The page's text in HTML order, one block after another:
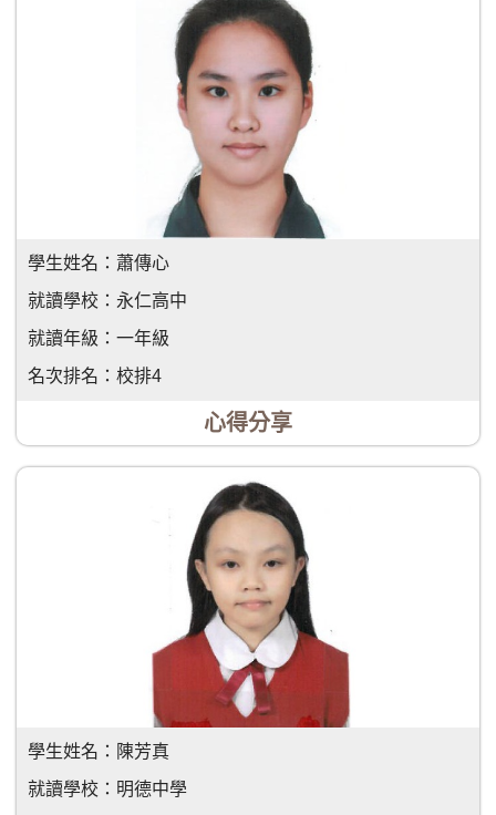
學生姓名： 蕭傳心
就讀學校： 永仁高中
就讀年級： 一年級
名次排名： 校排4
心得分享
學生姓名： 陳芳真
就讀學校： 明德中學